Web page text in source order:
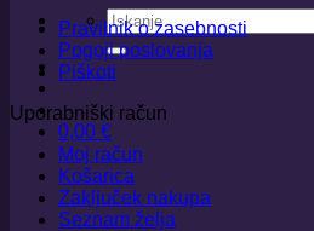
Išči:
0,00 €
Pravilnik o zasebnosti
Pogoji poslovanja
Piškoti
Uporabniški račun
Moj račun
Košarica
Zaključek nakupa
Seznam želja